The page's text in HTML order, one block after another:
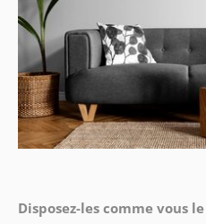
Disposez-les comme vous